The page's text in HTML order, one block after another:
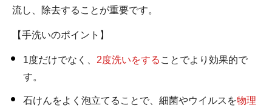
流し、除去することが重要です。
【手洗いのポイント】
1度だけでなく、 2度洗いをする ことでより効果的で
す。
石けんをよく泡立てることで、細菌やウイルスを物理